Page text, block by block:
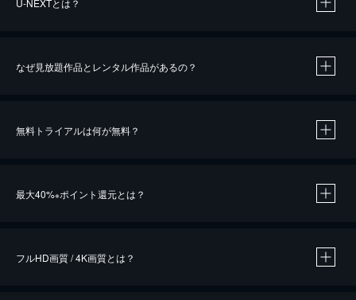
U-NEXTとは？
なぜ見放題作品とレンタル作品があるの？
無料トライアルは何が無料？
最大40%※ポイント還元とは？
フルHD画質 / 4K画質とは？